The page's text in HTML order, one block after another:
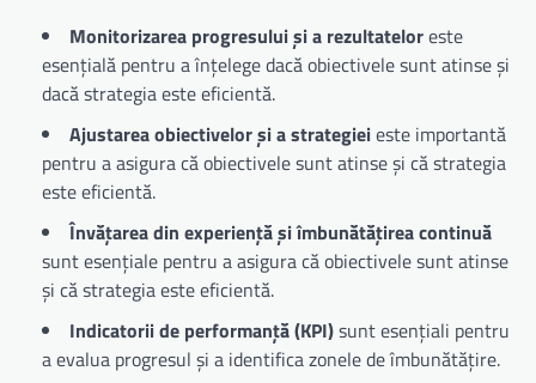
Monitorizarea progresului și a rezultateloreste
esențială pentru a înțelege dacă obiectivele sunt atinse și
dacă strategia este eficientă.
Ajustarea obiectivelor și a strategieieste importantă
pentru a asigura că obiectivele sunt atinse și că strategia
este eficientă.
Învățarea din experiență și îmbunătățirea continuă
sunt esențiale pentru a asigura că obiectivele sunt atinse
și că strategia este eficientă.
Indicatorii de performanță (KPI)sunt esențiali pentru
a evalua progresul și a identifica zonele de îmbunătățire.